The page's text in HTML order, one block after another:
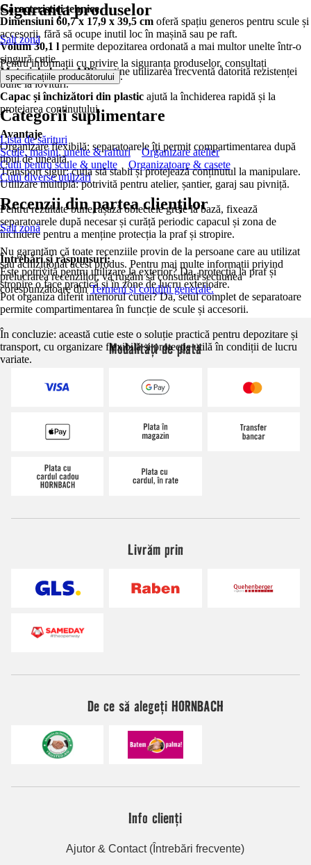
Caracteristici tehnice
Dimensiuni 60,7 x 17,9 x 39,5 cm oferă spațiu generos pentru scule și
accesorii, fără să ocupe inutil loc în mașină sau pe raft.
Volum 30,1 l permite depozitarea ordonată a mai multor unelte într-o
singură cutie.
Material plastic ABSsusține utilizarea frecventă datorită rezistenței
bune la lovituri.
Capac și închizători din plastic ajută la închiderea rapidă și la
protejarea conținutului.
Avantaje
Organizare flexibilă: separatoarele îți permit compartimentarea după
tipul de unealtă.
Transport sigur: cutia stă stabil și protejează conținutul la manipulare.
Utilizare multiplă: potrivită pentru atelier, șantier, garaj sau pivniță.
Pentru rezultate bune, așază obiectele grele la bază, fixează
separatoarele după necesar și curăță periodic capacul și zona de
închidere pentru a menține protecția la praf și stropire.
Întrebări și răspunsuri:
Este potrivită pentru utilizare la exterior? Da, protecția la praf și
stropire o face practică și în zone de lucru exterioare.
Pot organiza diferit interiorul cutiei? Da, setul complet de separatoare
permite compartimentarea în funcție de scule și accesorii.
În concluzie: această cutie este o soluție practică pentru depozitare și
transport, cu organizare flexibilă și protecție utilă în condiții de lucru
variate.
Siguranța produselor
Salt zonă
Pentru informații cu privire la siguranța produselor, consultați
specificațiile producătorului .
Categorii suplimentare
Lista de sărituri
Scule, mașini, unelte & rafturi
Organizare atelier
Cutii pentru scule & unelte
Organizatoare & casete
Cutii diverse utilizări
Recenzii din partea clienților
Salt zonă
Nu garantăm că toate recenziile provin de la persoane care au utilizat
sau achiziționat acest produs. Pentru mai multe informații privind
prelucrarea recenziilor, vă rugăm să consultați secțiunea
corespunzătoare dinTermeni și condiții generale.
Modalități de plată
Livrăm prin
De ce să alegeți HORNBACH
Info clienți
Ajutor & Contact (Întrebări frecvente)